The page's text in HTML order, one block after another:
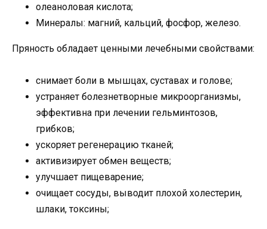
олеаноловая кислота;
Минералы: магний, кальций, фосфор, железо.
Пряность обладает ценными лечебными свойствами:
снимает боли в мышцах, суставах и голове;
устраняет болезнетворные микроорганизмы,
эффективна при лечении гельминтозов,
грибков;
ускоряет регенерацию тканей;
активизирует обмен веществ;
улучшает пищеварение;
очищает сосуды, выводит плохой холестерин,
шлаки, токсины;